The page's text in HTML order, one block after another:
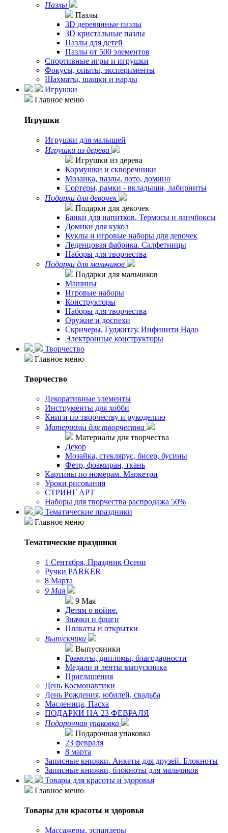
Пазлы
Пазлы
3D деревянные пазлы
3D кристальные пазлы
Пазлы для детей
Пазлы от 500 элементов
Спортивные игры и игрушки
Фокусы, опыты, эксперименты
Шахматы, шашки и нарды
Игрушки
Главное меню
Игрушки
Игрушки для малышей
Игрушки из дерева
Игрушки из дерева
Кормушки и скворечники
Мозаика, пазлы, лото, домино
Сортеры, рамки - вкладыши, лабиринты
Подарки для девочек
Подарки для девочек
Банки для напитков. Термосы и ланчбоксы
Домики для кукол
Куклы и игровые наборы для девочек
Леденцовая фабрика. Салфетницы
Наборы для творчества
Подарки для мальчиков
Подарки для мальчиков
Машины
Игровые наборы
Конструкторы
Наборы для творчества
Оружие и доспехи
Скричеры, Гуджитсу, Инфинити Надо
Электронные конструкторы
Творчество
Главное меню
Творчество
Декоративные элементы
Инструменты для хобби
Книги по творчеству и рукоделию
Материалы для творчества
Материалы для творчества
Декор
Мозайка, стеклярус, бисер, бусины
Фетр, фоамиран, ткань
Картины по номерам. Маркетри
Уроки рисования
СТРИНГ АРТ
Наборы для творчества распродажа 50%
Тематические праздники
Главное меню
Тематические праздники
1 Сентября, Праздник Осени
Ручки PARKER
8 Марта
9 Мая
9 Мая
Детям о войне.
Значки и флаги
Плакаты и открытки
Выпускники
Выпускники
Грамоты, дипломы, благодарности
Медали и ленты выпускника
Приглашения
День Космонавтики
День Рождения, юбилей, свадьба
Масленица, Пасха
ПОДАРКИ НА 23 ФЕВРАЛЯ
Подарочная упаковка
Подарочная упаковка
23 февраля
8 марта
Записные книжки. Анкеты для друзей. Блокноты
Записные книжки, блокноты для мальчиков
Товары для красоты и здоровья
Главное меню
Товары для красоты и здоровья
Массажеры, эспандеры